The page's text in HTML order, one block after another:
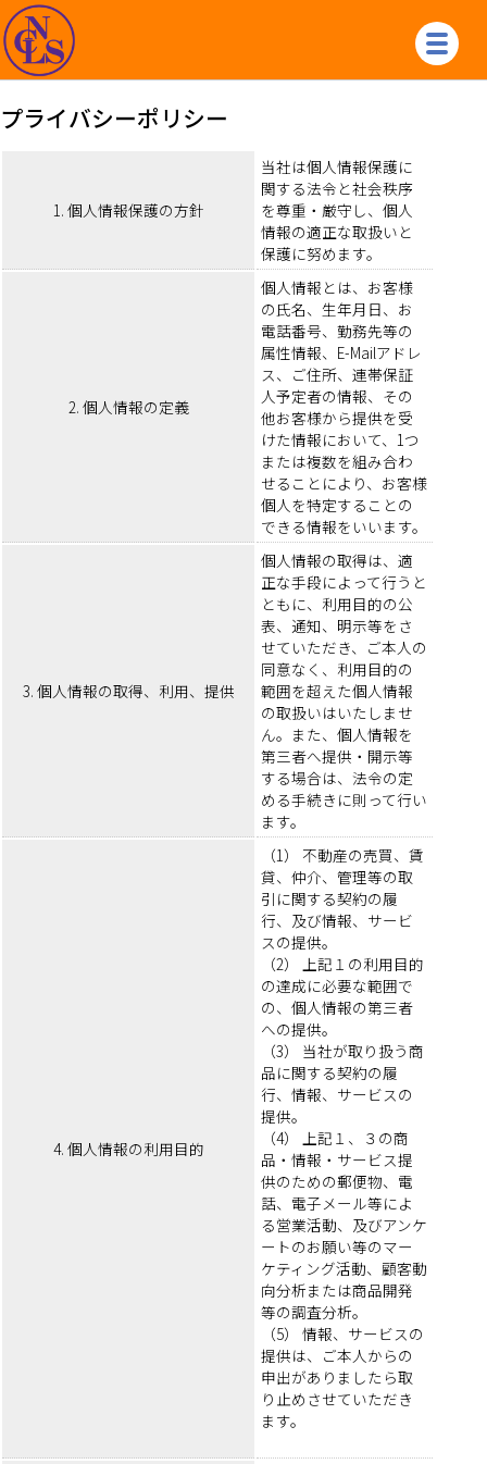
プライバシーポリシー
1. 個人情報保護の方針
当社は個人情報保護に
関する法令と社会秩序
を尊重・厳守し、個人
情報の適正な取扱いと
保護に努めます。
2. 個人情報の定義
個人情報とは、お客様
の氏名、生年月日、お
電話番号、勤務先等の
属性情報、E-Mailアドレ
ス、ご住所、連帯保証
人予定者の情報、その
他お客様から提供を受
けた情報において、1つ
または複数を組み合わ
せることにより、お客様
個人を特定することの
できる情報をいいます。
3. 個人情報の取得、利用、提供
個人情報の取得は、適
正な手段によって行うと
ともに、利用目的の公
表、通知、明示等をさ
せていただき、ご本人の
同意なく、利用目的の
範囲を超えた個人情報
の取扱いはいたしませ
ん。また、個人情報を
第三者へ提供・開示等
する場合は、法令の定
める手続きに則って行い
ます。
4. 個人情報の利用目的
（1） 不動産の売買、賃
貸、仲介、管理等の取
引に関する契約の履
行、及び情報、サービ
スの提供。
（2） 上記１の利用目的
の達成に必要な範囲で
の、個人情報の第三者
への提供。
（3） 当社が取り扱う商
品に関する契約の履
行、情報、サービスの
提供。
（4） 上記１、３の商
品・情報・サービス提
供のための郵便物、電
話、電子メール等によ
る営業活動、及びアンケ
ートのお願い等のマー
ケティング活動、顧客動
向分析または商品開発
等の調査分析。
（5） 情報、サービスの
提供は、ご本人からの
申出がありましたら取
り止めさせていただき
ます。